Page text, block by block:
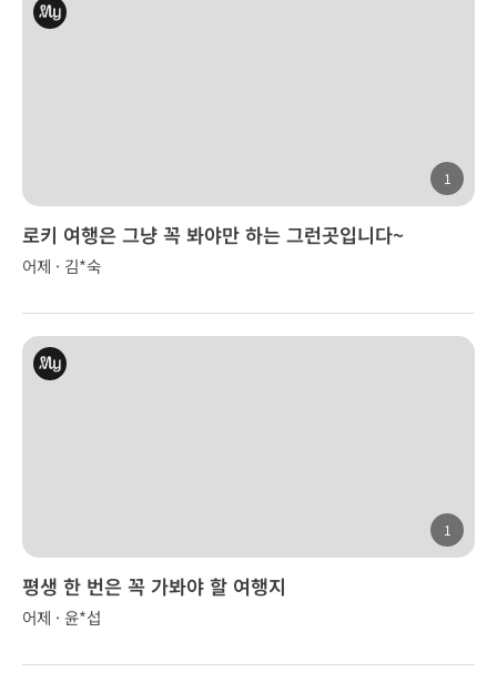
1
로키 여행은 그냥 꼭 봐야만 하는 그런곳입니다~
어제 · 김*숙
1
평생 한 번은 꼭 가봐야 할 여행지
어제 · 윤*섭